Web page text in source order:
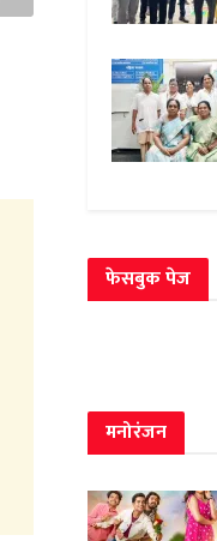
फेसबुक पेज
मनोरंजन